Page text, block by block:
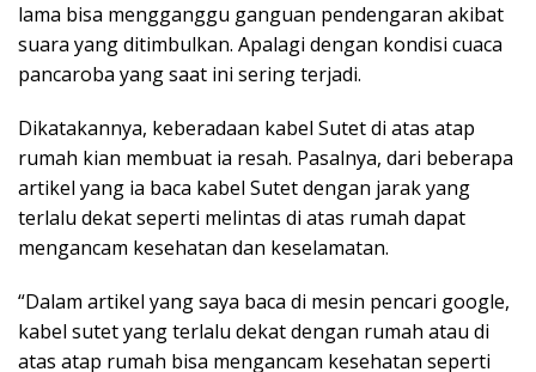
lama bisa mengganggu ganguan pendengaran akibat
suara yang ditimbulkan. Apalagi dengan kondisi cuaca
pancaroba yang saat ini sering terjadi.
Dikatakannya, keberadaan kabel Sutet di atas atap
rumah kian membuat ia resah. Pasalnya, dari beberapa
artikel yang ia baca kabel Sutet dengan jarak yang
terlalu dekat seperti melintas di atas rumah dapat
mengancam kesehatan dan keselamatan.
“Dalam artikel yang saya baca di mesin pencari google,
kabel sutet yang terlalu dekat dengan rumah atau di
atas atap rumah bisa mengancam kesehatan seperti